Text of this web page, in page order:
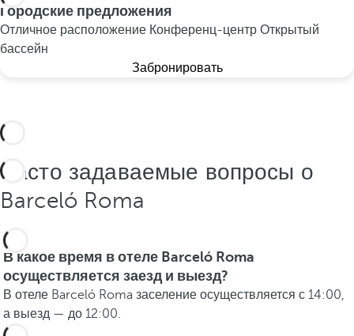
Городские предложения
Отличное расположение Конференц-центр Открытый
бассейн
Забронировать
Часто задаваемые вопросы о
Barceló Roma
В какое время в отеле Barceló Roma
осуществляется заезд и выезд?
В отеле Barceló Roma заселение осуществляется с 14:00,
а выезд — до 12:00.